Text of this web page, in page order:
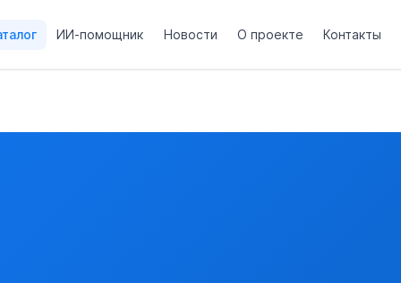
и субпродукты, замороженные --- части тушек ----
КУР ВИДА GALLUS DOMESTICUS, В
ИИ-помощник Новости О проекте Контакты